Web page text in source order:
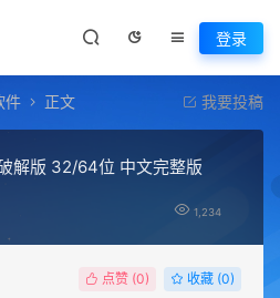
登录
件 正文 我要投稿
解版 32/64位 中文完整版
1,234
点赞 (0) 收藏 (0)